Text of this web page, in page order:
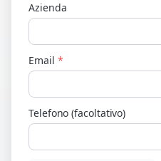
Azienda
Email *
Telefono (facoltativo)